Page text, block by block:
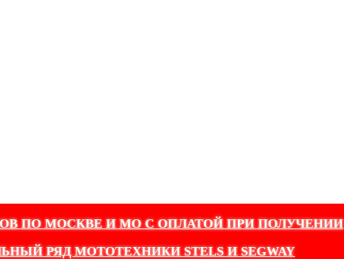
ПО МОСКВЕ И МО С ОПЛАТОЙ ПРИ ПОЛУЧЕНИИ
РЯД МОТОТЕХНИКИ STELS И SEGWAY